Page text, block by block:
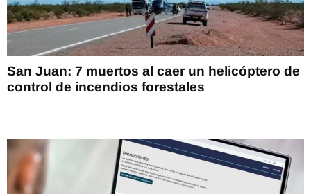
San Juan: 7 muertos al caer un helicóptero de
control de incendios forestales